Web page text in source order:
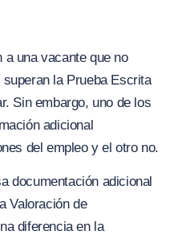
a una vacante que no
la Prueba Escrita
Sin embargo, uno de los
adicional
del empleo y el otro no.
documentación adicional
Valoración de
diferencia en la